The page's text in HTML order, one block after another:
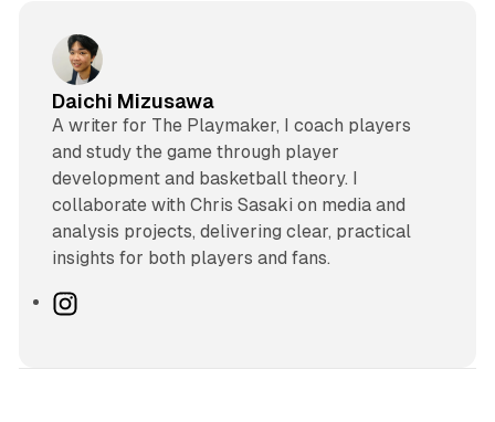
Daichi Mizusawa
A writer for The Playmaker, I coach players
and study the game through player
development and basketball theory. I
collaborate with Chris Sasaki on media and
analysis projects, delivering clear, practical
insights for both players and fans.
I